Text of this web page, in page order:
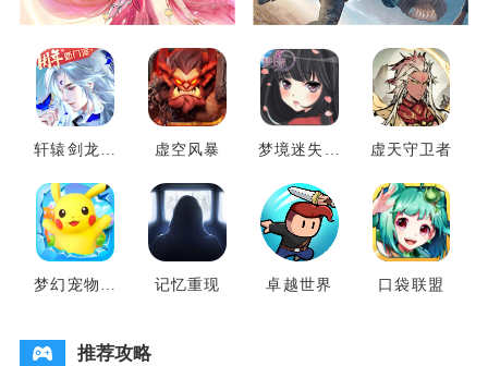
轩辕剑龙舞
虚空风暴
梦境迷失之
虚天守卫者
梦幻宠物联
记忆重现 卓越世界 口袋联盟
推荐攻略